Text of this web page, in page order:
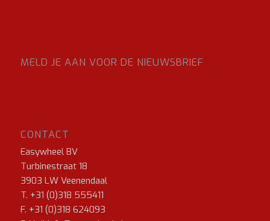
MELD JE AAN VOOR DE NIEUWSBRIEF
CONTACT
Easywheel BV
Turbinestraat 18
3903 LW Veenendaal
T. +31 (0)318 555411
F. +31 (0)318 624093